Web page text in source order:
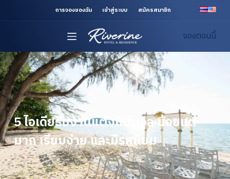
p
t
o
c
o
n
t
e
n
t
การจองของฉัน เข้าสู่ระบบ สมัครสมาชิก
จองตอนนี้
5 ไอเดียธีมงานแต่งมินิมอล น้อยแต่
มาก เรียบง่าย และมีรสนิยม